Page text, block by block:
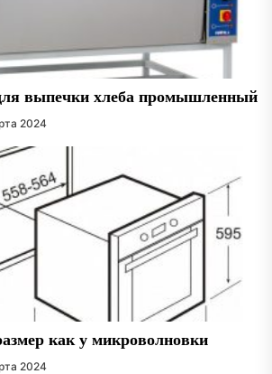
выпечки хлеба промышленный
2024
как у микроволновки
2024